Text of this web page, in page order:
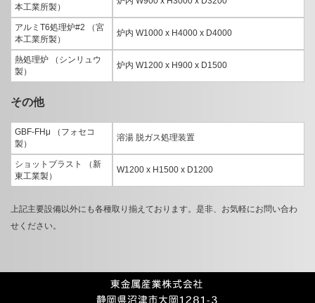
本工業所製）
アルミT6処理炉#2 （宮
本工業所製）
炉内 W1000 x H4000 x D4000
熱処理炉 （シンリュウ
製）
炉内 W1200 x H900 x D1500
その他
GBF-FHμ （フォセコ
製）
溶湯 脱ガス処理装置
ショットブラスト （新
東工業製）
W1200 x H1500 x D1200
上記主要設備以外にも各種取り揃えております。是非、お気軽にお問い合わ
せください。